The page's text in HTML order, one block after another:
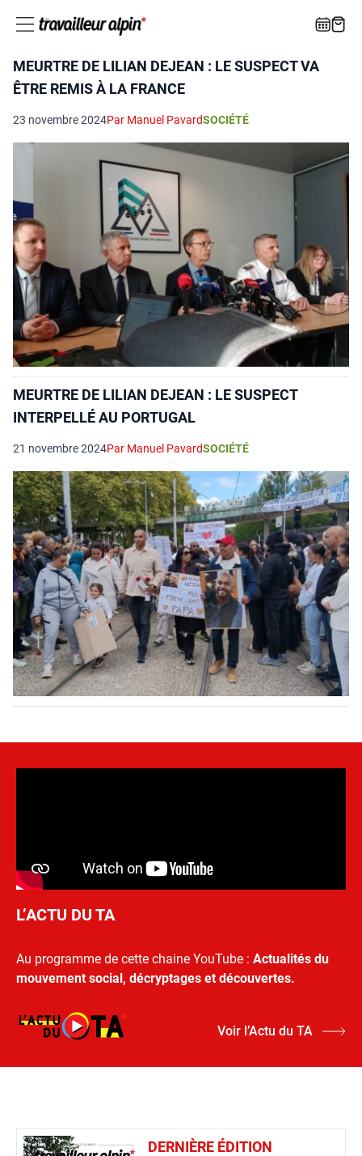
MEURTRE DE LILIAN DEJEAN : LE SUSPECT VA
ÊTRE REMIS À LA FRANCE
23 novembre 2024Par Manuel PavardSOCIÉTÉ
MEURTRE DE LILIAN DEJEAN : LE SUSPECT
INTERPELLÉ AU PORTUGAL
21 novembre 2024Par Manuel PavardSOCIÉTÉ
L’ACTU DU TA
Au programme de cette chaine YouTube : Actualités du
mouvement social, décryptages et découvertes.
Voir l’Actu du TA
DERNIÈRE ÉDITION